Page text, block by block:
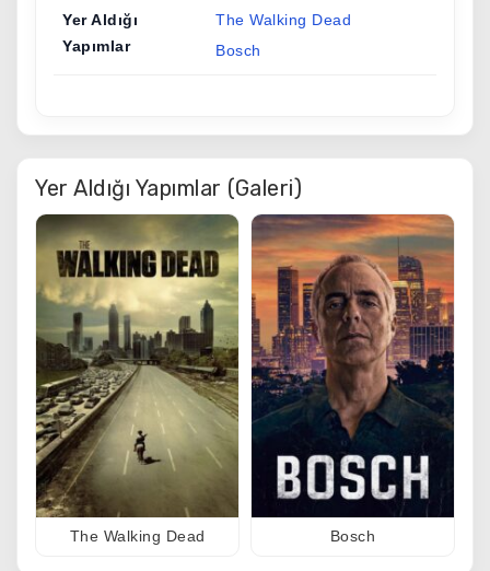
Yer Aldığı
Yapımlar
The Walking Dead
Bosch
Yer Aldığı Yapımlar (Galeri)
The Walking Dead Bosch